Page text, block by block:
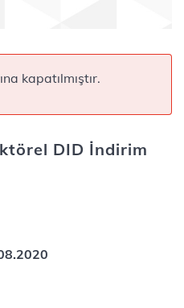
kapatılmıştır.
DID İndirim